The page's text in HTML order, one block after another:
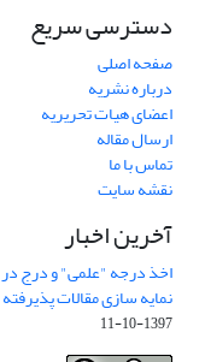
دسترسی سریع
صفحه اصلی
درباره نشریه
اعضای هیات تحریریه
ارسال مقاله
تماس با ما
نقشه سایت
آخرین اخبار
اخذ درجه "علمی" و درج
نمایه سازی مقالات
1397-10-11